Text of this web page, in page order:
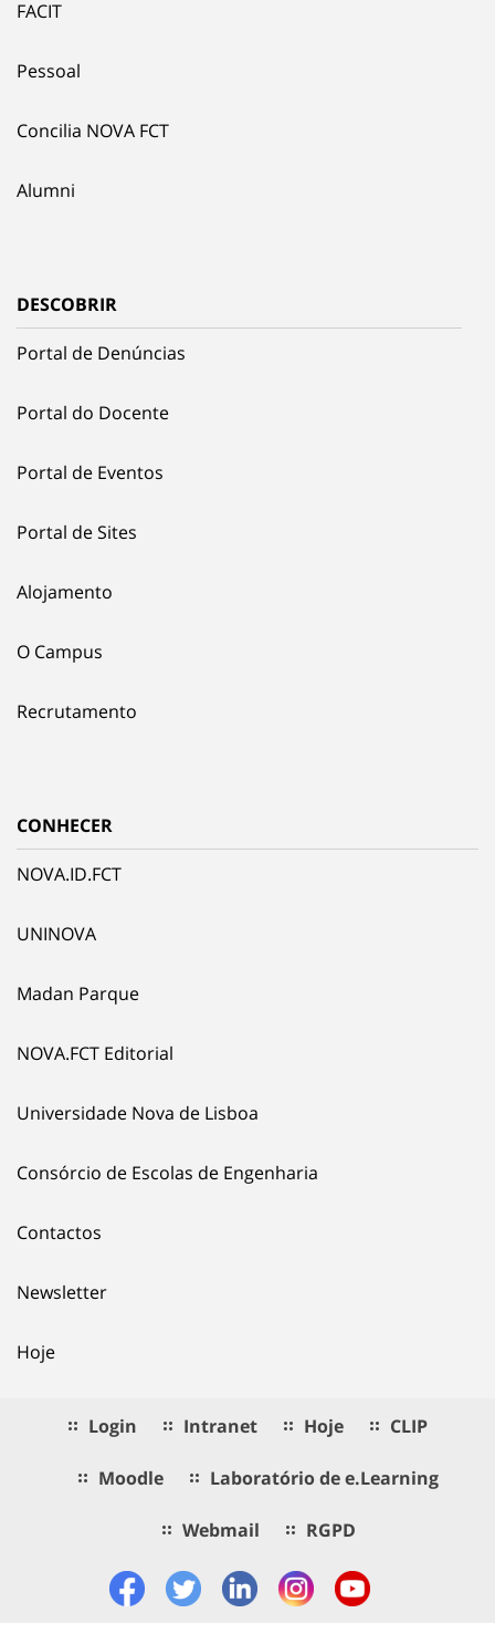
FACIT
Pessoal
Concilia NOVA FCT
Alumni
DESCOBRIR
Portal de Denúncias
Portal do Docente
Portal de Eventos
Portal de Sites
Alojamento
O Campus
Recrutamento
CONHECER
NOVA.ID.FCT
UNINOVA
Madan Parque
NOVA.FCT Editorial
Universidade Nova de Lisboa
Consórcio de Escolas de Engenharia
Contactos
Newsletter
Hoje
Login Intranet Hoje CLIP
Moodle Laboratório de e.Learning
Webmail RGPD